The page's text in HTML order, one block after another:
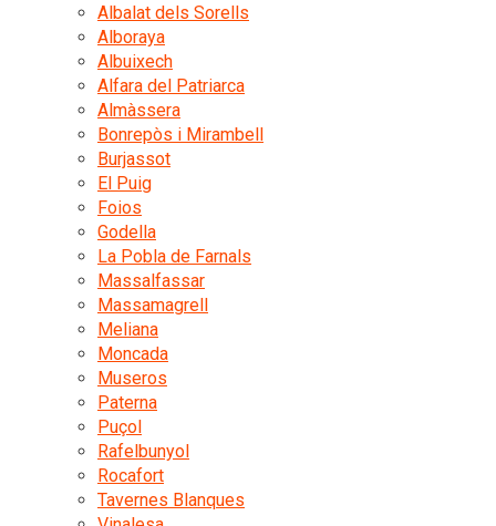
Albalat dels Sorells
Alboraya
Albuixech
Alfara del Patriarca
Almàssera
Bonrepòs i Mirambell
Burjassot
El Puig
Foios
Godella
La Pobla de Farnals
Massalfassar
Massamagrell
Meliana
Moncada
Museros
Paterna
Puçol
Rafelbunyol
Rocafort
Tavernes Blanques